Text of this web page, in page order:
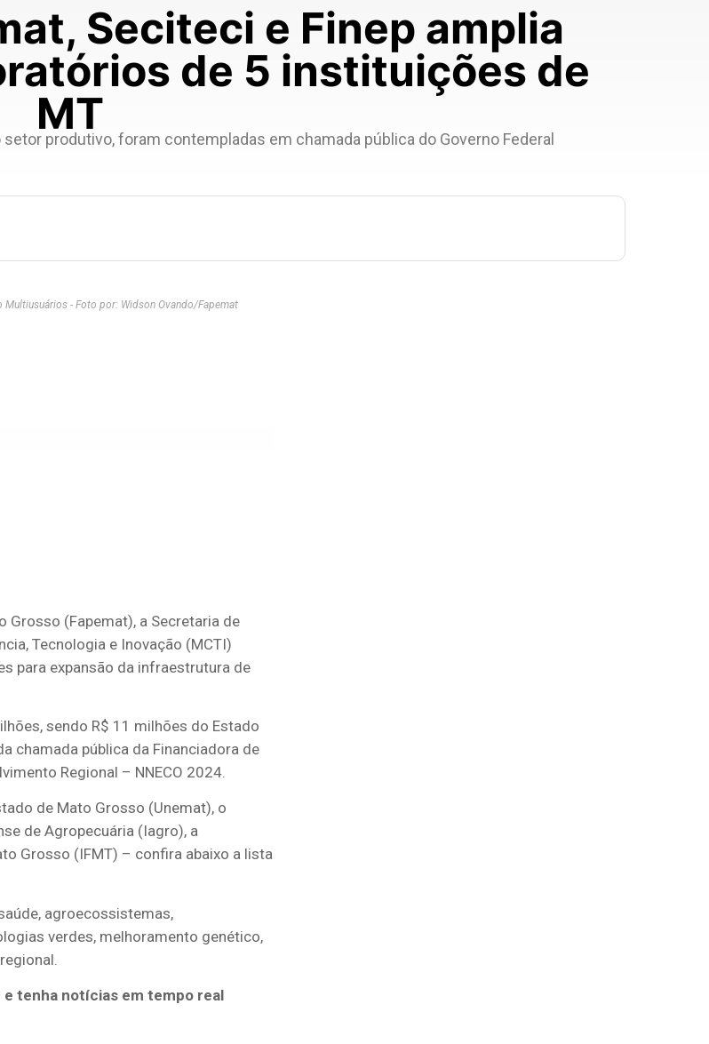
Seciteci e Finep amplia
de 5 instituições de
MT
produtivo, foram contempladas em chamada pública do Governo Federal
- Foto por: Widson Ovando/Fapemat
Grosso (Fapemat), a Secretaria de
Tecnologia e Inovação (MCTI)
para expansão da infraestrutura de
sendo R$ 11 milhões do Estado
chamada pública da Financiadora de
Regional – NNECO 2024.
de Mato Grosso (Unemat), o
de Agropecuária (Iagro), a
Grosso (IFMT) – confira abaixo a lista
agroecossistemas,
verdes, melhoramento genético,
e tenha notícias em tempo real